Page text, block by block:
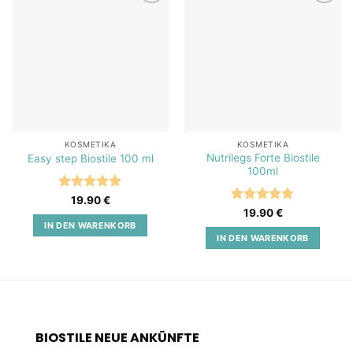
KOSMETIKA
Easy step Biostile 100 ml
Bewertet
mit5von
5
19.90€
IN DEN WARENKORB
KOSMETIKA
Nutrilegs Forte Biostile
100ml
Bewertet
mit5von
5
19.90€
IN DEN WARENKORB
BIOSTILE NEUE ANKÜNFTE